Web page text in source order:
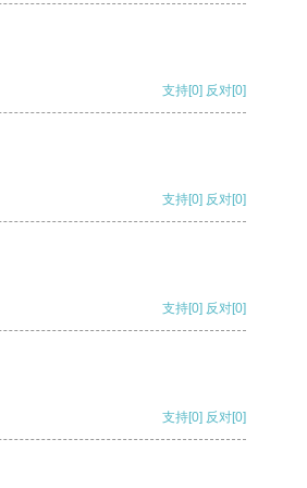
支持[0] 反对[0]
支持[0] 反对[0]
支持[0] 反对[0]
支持[0] 反对[0]